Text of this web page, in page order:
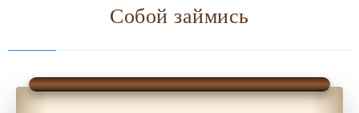
Собой займись